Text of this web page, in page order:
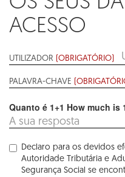
ACESSO
UTILIZADOR (OBRIGATÓRIO)
PALAVRA-CHAVE
Quanto é 1+1 How much is
Declaro para os devidos
Autoridade Tributária e
Segurança Social se